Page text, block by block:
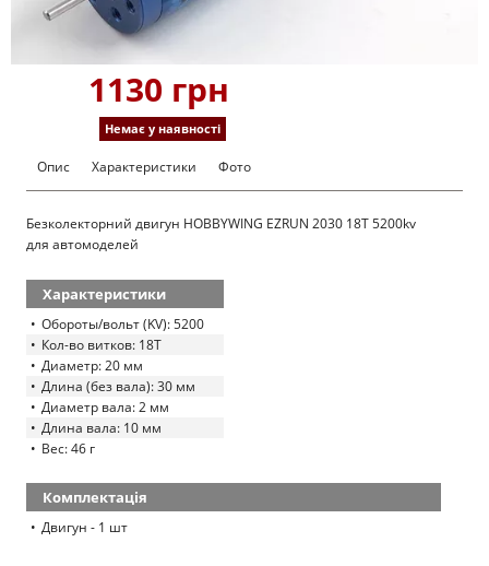
1130 грн
Немає у наявності
Опис Характеристики Фото
Безколекторний двигун HOBBYWING EZRUN 2030 18T 5200kv
для автомоделей
Характеристики
Обороты/вольт (KV): 5200
Кол-во витков: 18T
Диаметр: 20 мм
Длина (без вала): 30 мм
Диаметр вала: 2 мм
Длина вала: 10 мм
Вес: 46 г
Комплектація
Двигун - 1 шт